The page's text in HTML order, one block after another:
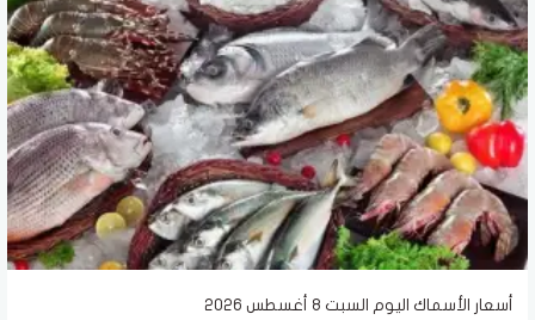
أسعار الأسماك اليوم السبت 8 أغسطس 2026